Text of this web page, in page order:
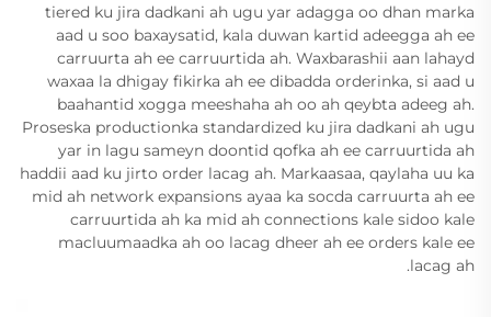
tiered ku jira dadkani ah ugu yar adagga oo dhan marka
aad u soo baxaysatid, kala duwan kartid adeegga ah ee
carruurta ah ee carruurtida ah. Waxbarashii aan lahayd
waxaa la dhigay fikirka ah ee dibadda orderinka, si aad u
baahantid xogga meeshaha ah oo ah qeybta adeeg ah.
Proseska productionka standardized ku jira dadkani ah ugu
yar in lagu sameyn doontid qofka ah ee carruurtida ah
haddii aad ku jirto order lacag ah. Markaasaa, qaylaha uu ka
mid ah network expansions ayaa ka socda carruurta ah ee
carruurtida ah ka mid ah connections kale sidoo kale
macluumaadka ah oo lacag dheer ah ee orders kale ee
lacag ah.